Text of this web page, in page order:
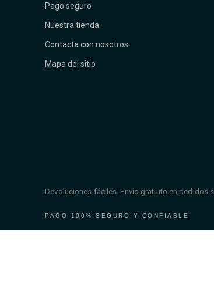
Pago seguro
Nuestra tienda
Contacta con nosotros
Mapa del sitio
Devoluciones fáciles. Envío gratuito en pedidos
PAGO 100% SEGURO Y CONFIABLE